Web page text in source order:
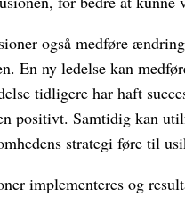
også medføre
En ny ledelse kan
tidligere har haft
positivt. Samtidig kan
strategi føre til
implementeres og